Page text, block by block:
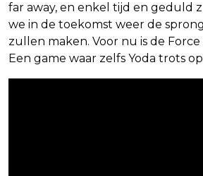
far away, en enkel tijd en geduld
we in de toekomst weer de
zullen maken. Voor nu is de
Een game waar zelfs Yoda trots